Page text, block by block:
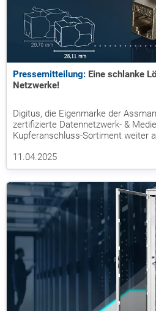
Pressemitteilung: Eine schlanke
Netzwerke!
Digitus, die Eigenmarke der
zertifizierte Datennetzwerk- &
Kupferanschluss-Sortiment weiter
11.04.2025